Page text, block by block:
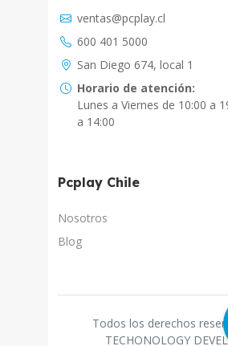
ventas@pcplay.cl
600 401 5000
San Diego 674, local 1
Horario de atención:
Lunes a Viernes de 10:00 a
a 14:00
Pcplay Chile
Nosotros
Blog
Todos los derechos
TECHONOLOGY
Chat con IA
PcPlay Santiago / Web
Hola soy Freddy, en que
PcPlay Santiago /
PCPlay Osorno
Hola Soy Gaby en que puedo